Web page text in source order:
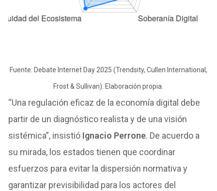
Fuente: Debate Internet Day 2025 (Trendsity, Cullen International,
Frost & Sullivan). Elaboración propia.
“Una regulación eficaz de la economía digital debe
partir de un diagnóstico realista y de una visión
sistémica”, insistió Ignacio Perrone. De acuerdo a
su mirada, los estados tienen que coordinar
esfuerzos para evitar la dispersión normativa y
garantizar previsibilidad para los actores del